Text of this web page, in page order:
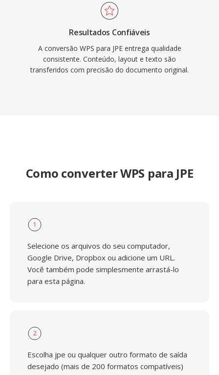
Resultados Confiáveis
A conversão WPS para JPE entrega qualidade
consistente. Conteúdo, layout e texto são
transferidos com precisão do documento original.
Como converter WPS para JPE
1
Selecione os arquivos do seu computador,
Google Drive, Dropbox ou adicione um URL.
Você também pode simplesmente arrastá-lo
para esta página.
2
Escolha jpe ou qualquer outro formato de saída
desejado (mais de 200 formatos compatíveis)